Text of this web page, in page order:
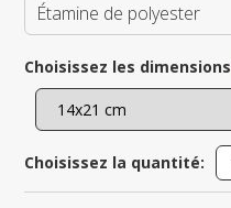
Étamine de polyester
Choisissez les dimensions
Choisissez la quantité: